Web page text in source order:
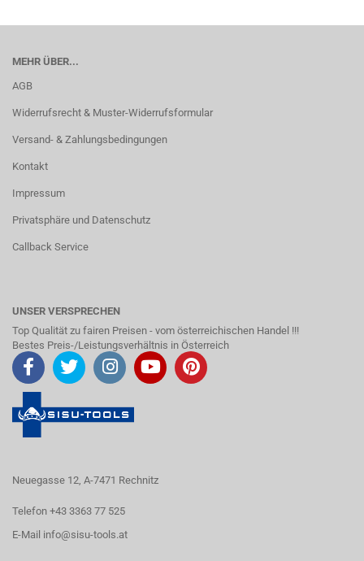
MEHR ÜBER...
AGB
Widerrufsrecht & Muster-Widerrufsformular
Versand- & Zahlungsbedingungen
Kontakt
Impressum
Privatsphäre und Datenschutz
Callback Service
UNSER VERSPRECHEN
Top Qualität zu fairen Preisen - vom österreichischen Handel !!!
Bestes Preis-/Leistungsverhältnis in Österreich
Neuegasse 12, A-7471 Rechnitz
Telefon +43 3363 77 525
E-Mail info@sisu-tools.at